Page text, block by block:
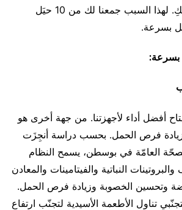
صغيركِ يكبر في بطنكِ. لهذا السبب جمعنا لك من 10 حيَل
بسرعة.
أفضل أداء لأجهزتنا. من جهة أخرى هو
فرص الحمل. بحسب دراسة أنجِزَت
العامّة في بوسطن، يسمح النظام
والبروتينات النباتية والفيتامينات والمعادن
وتحسين الخصوبة وزيادة فرص الحمل.
تناول الأطعمة الأسيدية لتجنّب ارتفاع